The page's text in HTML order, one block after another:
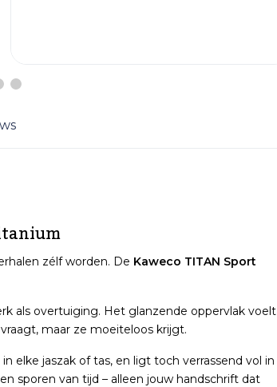
zélf worden. De Kaweco TITAN Sport
als overtuiging. Het glanzende oppervlak voelt
maar ze moeiteloos krijgt.
elke jaszak of tas, en ligt toch verrassend vol in
sporen van tijd – alleen jouw handschrift dat